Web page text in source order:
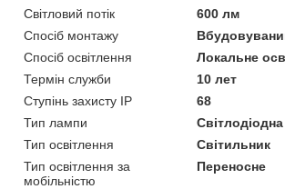
Світловий потік
600 лм
Спосіб монтажу
Спосіб освітлення
Локальне
Термін служби
10 лет
Ступінь захисту IP
68
Тип лампи
Світлодіодна
Тип освітлення
Світильник
Тип освітлення за
мобільністю
Переносне